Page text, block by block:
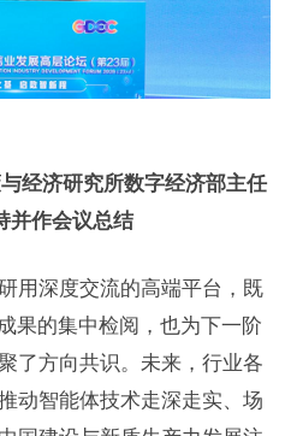
经济研究所数字经济部主任
并作会议总结
用深度交流的高端平台，既
果的集中检阅，也为下一阶
了方向共识。未来，行业各
动智能体技术走深走实、场